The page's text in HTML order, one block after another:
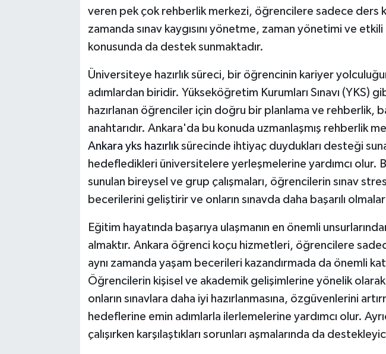
veren pek çok rehberlik merkezi, öğrencilere sadece ders
zamanda sınav kaygısını yönetme, zaman yönetimi ve
konusunda da destek sunmaktadır.
Üniversiteye hazırlık süreci, bir öğrencinin kariyer
adımlardan biridir. Yükseköğretim Kurumları Sınavı (YKS)
hazırlanan öğrenciler için doğru bir planlama ve rehberlik,
anahtarıdır. Ankara'da bu konuda uzmanlaşmış rehberlik
Ankara yks hazırlıksürecinde ihtiyaç duydukları desteği
hedefledikleri üniversitelere yerleşmelerine yardımcı olur.
sunulan bireysel ve grup çalışmaları, öğrencilerin sınav
becerilerini geliştirir ve onların sınavda daha başarılı
Eğitim hayatında başarıya ulaşmanın en önemli
almaktır. Ankara öğrenci koçu hizmetleri, öğrencilere
aynı zamanda yaşam becerileri kazandırmada da önemli
Öğrencilerin kişisel ve akademik gelişimlerine yönelik
onların sınavlara daha iyi hazırlanmasına, özgüvenlerini
hedeflerine emin adımlarla ilerlemelerine yardımcı olur.
çalışırken karşılaştıkları sorunları aşmalarında da